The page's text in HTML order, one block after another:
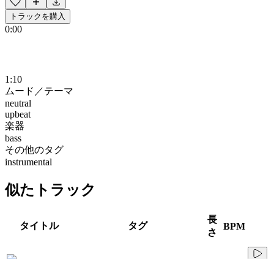
トラックを購入
0:00
1:10
ムード／テーマ
neutral
upbeat
楽器
bass
その他のタグ
instrumental
似たトラック
タイトル タグ
長
さ
BPM